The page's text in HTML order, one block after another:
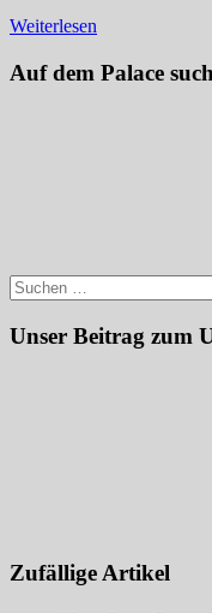
Weiterlesen
Auf dem Palace
Unser Beitrag zum
Zufällige Artikel